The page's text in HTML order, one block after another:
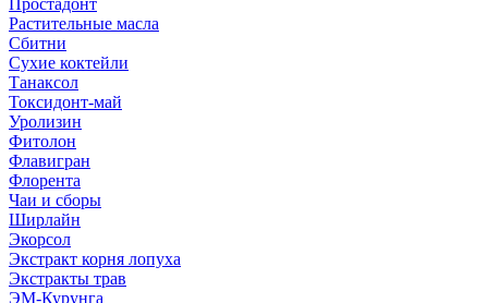
Растительные масла
Сбитни
Сухие коктейли
Танаксол
Токсидонт-май
Уролизин
Фитолон
Флавигран
Флорента
Чаи и сборы
Ширлайн
Экорсол
Экстракт корня лопуха
Экстракты трав
ЭМ-Курунга